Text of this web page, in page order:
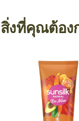
สิ่งที่คุณต้อง